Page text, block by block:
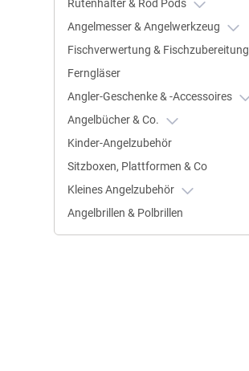
Rutenhalter & Rod Pods
Angelmesser & Angelwerkzeug
Fischverwertung & Fischzubereitung
Ferngläser
Angler-Geschenke & -Accessoires
Angelbücher & Co.
Kinder-Angelzubehör
Sitzboxen, Plattformen & Co
Kleines Angelzubehör
Angelbrillen & Polbrillen